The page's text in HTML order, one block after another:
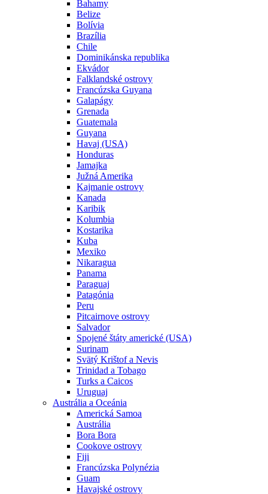
Bahamy
Belize
Bolívia
Brazília
Chile
Dominikánska republika
Ekvádor
Falklandské ostrovy
Francúzska Guyana
Galapágy
Grenada
Guatemala
Guyana
Havaj (USA)
Honduras
Jamajka
Južná Amerika
Kajmanie ostrovy
Kanada
Karibik
Kolumbia
Kostarika
Kuba
Mexiko
Nikaragua
Panama
Paraguaj
Patagónia
Peru
Pitcairnove ostrovy
Salvador
Spojené štáty americké (USA)
Surinam
Svätý Krištof a Nevis
Trinidad a Tobago
Turks a Caicos
Uruguaj
Austrália a Oceánia
Americká Samoa
Austrália
Bora Bora
Cookove ostrovy
Fiji
Francúzska Polynézia
Guam
Havajské ostrovy